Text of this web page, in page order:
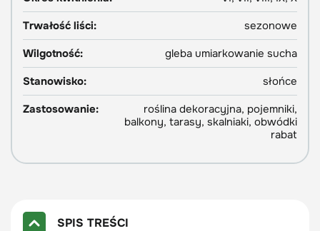
Trwałość liści:
sezonowe
Wilgotność:
gleba umiarkowanie sucha
Stanowisko:
słońce
Zastosowanie:
roślina dekoracyjna, pojemniki,
balkony, tarasy, skalniaki, obwódki
rabat
SPIS TREŚCI